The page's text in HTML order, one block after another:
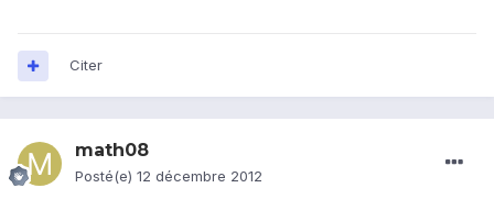
Citer
math08
Posté(e) 12 décembre 2012